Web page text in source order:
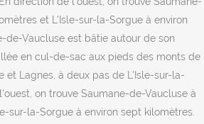
et L'Isle-sur-la-Sorgue à environ
de-Vaucluse est bâtie autour de son
en cul-de-sac aux pieds des monts de
et Lagnes, à deux pas de L'Isle-sur-la-
on trouve Saumane-de-Vaucluse à
sur-la-Sorgue à environ sept kilomètres.